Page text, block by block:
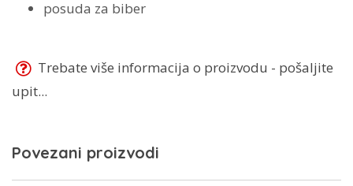
posuda za biber
Trebate više informacija o proizvodu - pošaljite
upit...
Povezani proizvodi